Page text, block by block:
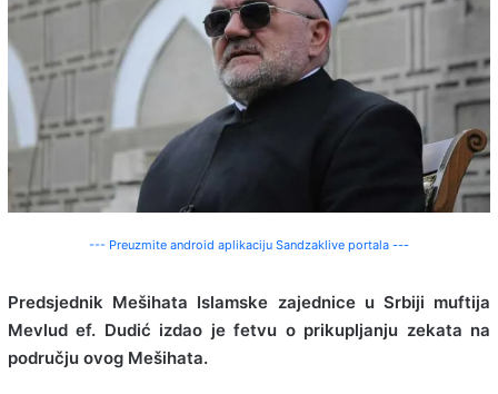
--- Preuzmite android aplikaciju Sandzaklive portala ---
Predsjednik Mešihata Islamske zajednice u Srbiji muftija
Mevlud ef. Dudić izdao je fetvu o prikupljanju zekata na
području ovog Mešihata.